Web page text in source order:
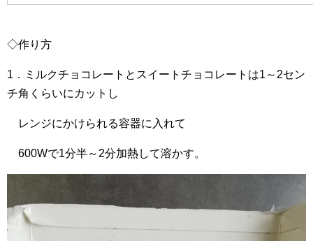
◇作り方
1．ミルクチョコレートとスイートチョコレートは1～2セン
チ角くらいにカットし
レンジにかけられる容器に入れて
600Wで1分半～2分加熱して溶かす。